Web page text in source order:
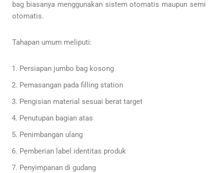
bag biasanya menggunakan sistem otomatis maupun semi
otomatis.
Tahapan umum meliputi:
Persiapan jumbo bag kosong
Pemasangan pada filling station
Pengisian material sesuai berat target
Penutupan bagian atas
Penimbangan ulang
Pemberian label identitas produk
Penyimpanan di gudang